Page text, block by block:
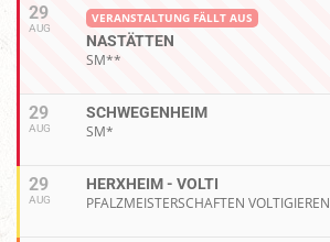
29
AUG
VERANSTALTUNG FÄLLT AUS
NASTÄTTEN
SM**
29
AUG
SCHWEGENHEIM
SM*
29
AUG
HERXHEIM - VOLTI
PFALZMEISTERSCHAFTEN VOLTIGIEREN